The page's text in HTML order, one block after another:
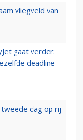
vliegveld van
gaat verder:
deadline
dag op rij